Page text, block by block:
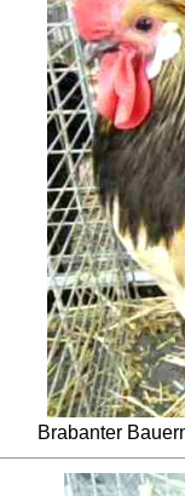
Brabanter